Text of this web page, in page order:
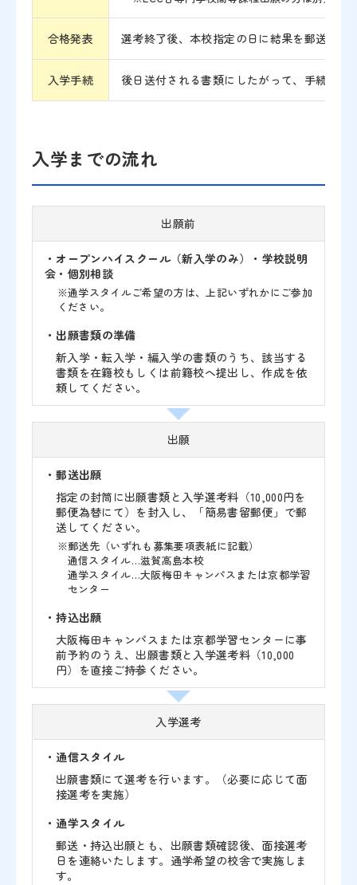
合格発表 選考終了後、本校指定の日に結果を郵送しま
入学手続 後日送付される書類にしたがって、手続きを
入学までの流れ
出願前
・オープンハイスクール（新入学のみ）・学校説明
会・個別相談
※通学スタイルご希望の方は、上記いずれかにご参加
ください。
・出願書類の準備
新入学・転入学・編入学の書類のうち、該当する
書類を在籍校もしくは前籍校へ提出し、作成を依
頼してください。
出願
・郵送出願
指定の封筒に出願書類と入学選考料（10,000円を
郵便為替にて）を封入し、「簡易書留郵便」で郵
送してください。
※郵送先（いずれも募集要項表紙に記載）
通信スタイル…滋賀高島本校
通学スタイル…大阪梅田キャンパスまたは京都学習
センター
・持込出願
大阪梅田キャンパスまたは京都学習センターに事
前予約のうえ、出願書類と入学選考料（10,000
円）を直接ご持参ください。
入学選考
・通信スタイル
出願書類にて選考を行います。（必要に応じて面
接選考を実施）
・通学スタイル
郵送・持込出願とも、出願書類確認後、面接選考
日を連絡いたします。通学希望の校舎で実施しま
す。